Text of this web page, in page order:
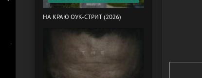
НА КРАЮ ОУК-СТРИТ (2026)